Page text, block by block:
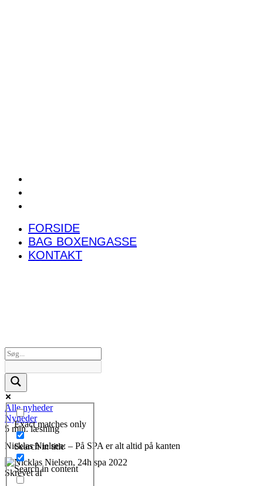
FORSIDE
BAG BOXENGASSE
KONTAKT
Exact matches only
Search in title
Search in content
Alle nyheder
Nyheder
5 min. læsning
Nicklas Nielsen: – På SPA er alt altid på kanten
Skrevet af